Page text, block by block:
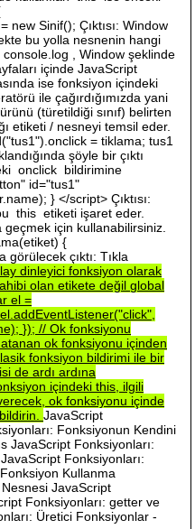
Sinif(); Çıktısı: Window
bu yolla nesnenin hangi
console.log , Window şeklinde
içinde JavaScript
ise fonksiyon içindeki
ile çağırdığımızda yani
(türetildiği sınıf) belirten
etiketi / nesneyi temsil eder.
= tiklama; tus1
şöyle bir çıktı
onclick bildirimine
id="tus1"
} </script> Çıktısı:
this etiketi işaret eder.
için kullanabilirsiniz.
{
çıktı: Tıkla
dinleyici fonksiyon olarak
olan etikete değil global
el =
el.addEventListener("click",
}); // Ok fonksiyonu
atanan ok fonksiyonu içinden
fonksiyon bildirimi ile bir
de ardı ardına
içindeki this, ilgili
ok fonksiyonu içinde
bildirin. JavaScript
Fonksiyonun Kendini
JavaScript Fonksiyonları:
Fonksiyonları:
Kullanma
JavaScript
Fonksiyonları: getter ve
Üretici Fonksiyonlar -